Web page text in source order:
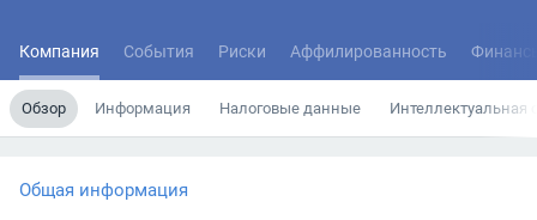
Компания События Риски Аффилированность
Обзор Информация Налоговые данные Интеллектуальная
Общая информация